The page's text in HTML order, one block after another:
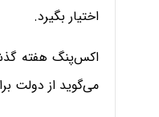
اختیار بگیرد.
اکس‌پنگ هفته
می‌گوید از دولت